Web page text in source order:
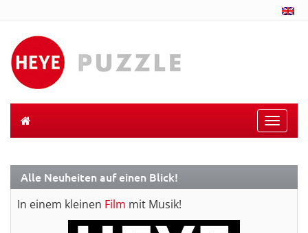
Toggle
Alle Neuheiten auf einen Blick!
In einem kleinen Film mit Musik!